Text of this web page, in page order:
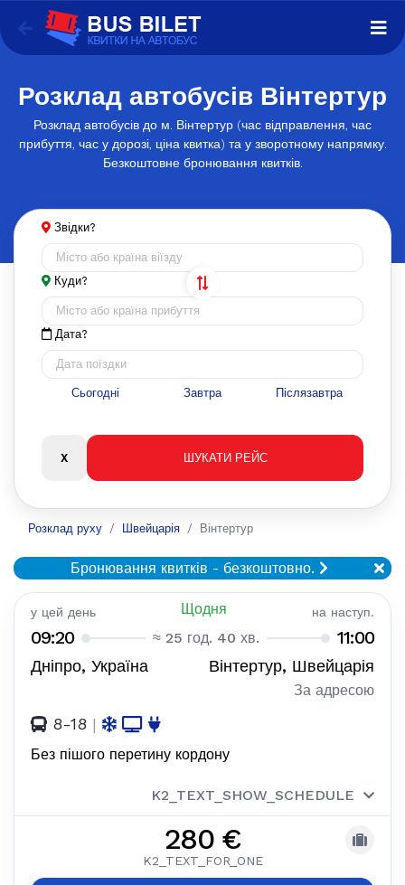
Розклад автобусів Вінтертур
Розклад автобусів до м. Вінтертур (час відправлення, час
прибуття, час у дорозі, ціна квитка) та у зворотному напрямку.
Безкоштовне бронювання квитків.
Звідки?
Куди?
Дата?
Сьогодні Завтра Післязавтра
Розклад руху Швейцарія Вінтертур
Бронювання квитків - безкоштовно.
у цей день Щодня на наступ.
09:20 ≈ 25 год. 40 хв. 11:00
Дніпро, Україна Вінтертур, Швейцарія
За адресою
8-18 |
Без пішого перетину кордону
K2_TEXT_SHOW_SCHEDULE
280 €
K2_TEXT_FOR_ONE